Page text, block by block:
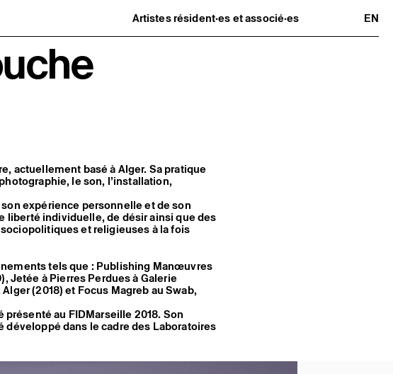
Artistes résident·es et associé·es
EN
et à venir
Résident·es
actuellement basé à Alger. Sa pratique
le son, l’installation,
expérience personnelle et de son
liberté individuelle, de désir ainsi que des
et religieuses à la fois
tels que : Publishing Manœuvres
Jetée à Pierres Perdues à Galerie
(2018) et Focus Magreb au Swab,
au FIDMarseille 2018. Son
développé dans le cadre des Laboratoires